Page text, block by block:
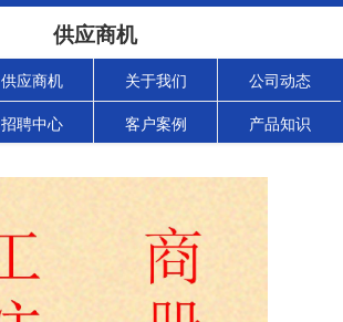
供应商机
供应商机 关于我们 公司动态
招聘中心 客户案例 产品知识